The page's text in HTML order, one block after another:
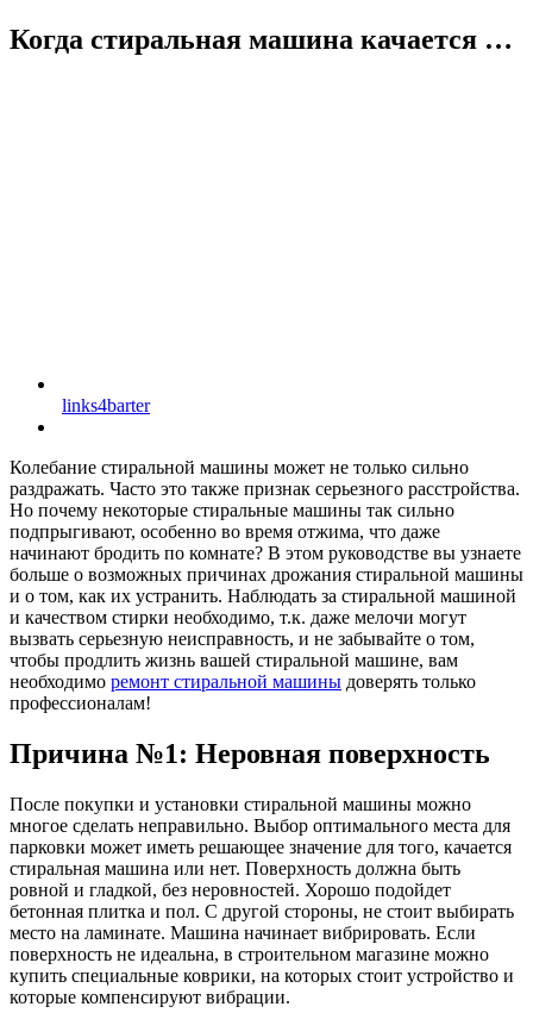
Когда стиральная машина качается …
links4barter
Колебание стиральной машины может не только сильно
раздражать. Часто это также признак серьезного расстройства.
Но почему некоторые стиральные машины так сильно
подпрыгивают, особенно во время отжима, что даже
начинают бродить по комнате? В этом руководстве вы узнаете
больше о возможных причинах дрожания стиральной машины
и о том, как их устранить. Наблюдать за стиральной машиной
и качеством стирки необходимо, т.к. даже мелочи могут
вызвать серьезную неисправность, и не забывайте о том,
чтобы продлить жизнь вашей стиральной машине, вам
необходимо ремонт стиральной машины доверять только
профессионалам!
Причина №1: Неровная поверхность
После покупки и установки стиральной машины можно
многое сделать неправильно. Выбор оптимального места для
парковки может иметь решающее значение для того, качается
стиральная машина или нет. Поверхность должна быть
ровной и гладкой, без неровностей. Хорошо подойдет
бетонная плитка и пол. С другой стороны, не стоит выбирать
место на ламинате. Машина начинает вибрировать. Если
поверхность не идеальна, в строительном магазине можно
купить специальные коврики, на которых стоит устройство и
которые компенсируют вибрации.